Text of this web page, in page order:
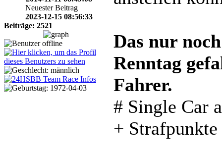
Neuester Beitrag
2023-12-15 08:56:33
Beiträge: 2521
Das nur
Renntag
Fahrer.
# Single Car
+